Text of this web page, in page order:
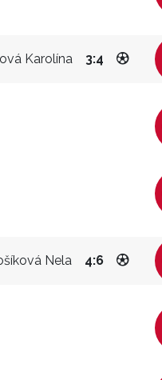
Karolína 3:4
Nela 4:6